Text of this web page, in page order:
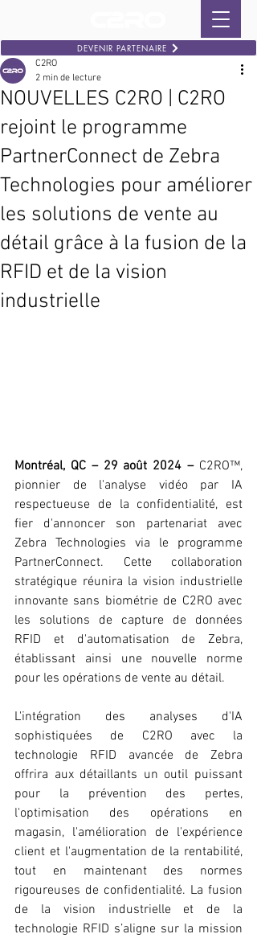
DEVENIR PARTENAIRE
NOUVELLES C2RO | C2RO
rejoint le programme
PartnerConnect de Zebra
Technologies pour améliorer
les solutions de vente au
détail grâce à la fusion de la
RFID et de la vision
industrielle
C2RO
2 min de lecture
Montréal, QC – 29 août 2024 – C2RO™,
pionnier de l'analyse vidéo par IA
respectueuse de la confidentialité, est
fier d'annoncer son partenariat avec
Zebra Technologies via le programme
PartnerConnect. Cette collaboration
stratégique réunira la vision industrielle
innovante sans biométrie de C2RO avec
les solutions de capture de données
RFID et d'automatisation de Zebra,
établissant ainsi une nouvelle norme
pour les opérations de vente au détail.
L'intégration des analyses d'IA
sophistiquées de C2RO avec la
technologie RFID avancée de Zebra
offrira aux détaillants un outil puissant
pour la prévention des pertes,
l'optimisation des opérations en
magasin, l'amélioration de l'expérience
client et l'augmentation de la rentabilité,
tout en maintenant des normes
rigoureuses de confidentialité. La fusion
de la vision industrielle et de la
technologie RFID s’aligne sur la mission